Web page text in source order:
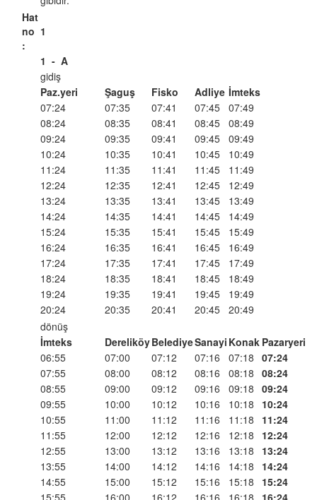
Hat
no
:
1
1 - A
gidiş
Paz.yeri
Şaguş Fisko Adliye İmteks
07:24
07:35 07:41 07:45 07:49
08:24
08:35 08:41 08:45 08:49
09:24
09:35 09:41 09:45 09:49
10:24
10:35 10:41 10:45
10:49
11:24
11:35 11:41 11:45
11:49
12:24
12:35 12:41 12:45
12:49
13:24
13:35 13:41 13:45
13:49
14:24
14:35 14:41 14:45
14:49
15:24
15:35 15:41 15:45
15:49
16:24
16:35 16:41 16:45
16:49
17:24
17:35 17:41 17:45
17:49
18:24
18:35 18:41 18:45
18:49
19:24
19:35 19:41 19:45
19:49
20:24
20:35 20:41 20:45 20:49
dönüş
İmteks
DereliköyBelediyeSanayi Konak Pazaryeri
06:55
07:00 07:12 07:16 07:18 07:24
07:55
08:00 08:12 08:16 08:18 08:24
08:55
09:00 09:12 09:16 09:18 09:24
09:55
10:00 10:12 10:16 10:18
10:24
10:55
11:00 11:12 11:16 11:18
11:24
11:55
12:00 12:12 12:16 12:18
12:24
12:55
13:00 13:12 13:16 13:18
13:24
13:55
14:00 14:12 14:16 14:18
14:24
14:55
15:00 15:12 15:16 15:18
15:24
15:55
16:00 16:12 16:16 16:18 16:24